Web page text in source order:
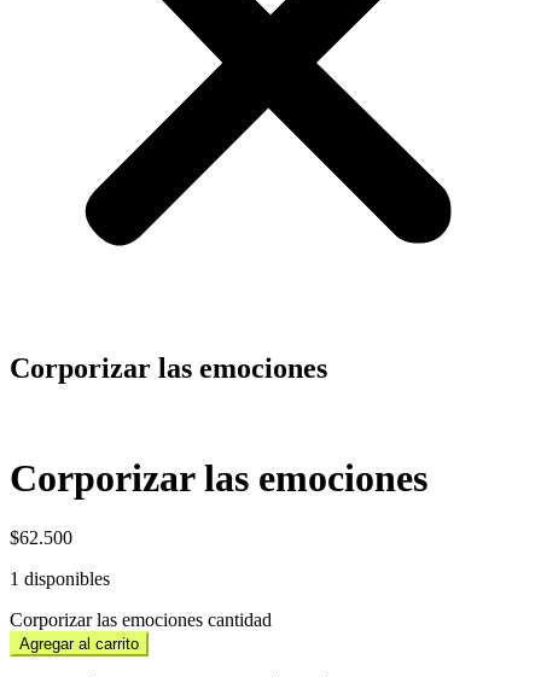
Corporizar las emociones
Corporizar las emociones
$62.500
1 disponibles
Corporizar las emociones cantidad
Agregar al carrito